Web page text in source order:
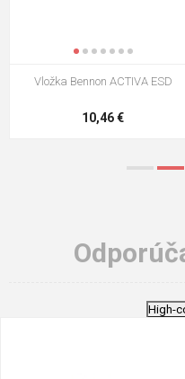
Vložka Bennon ACTIVA ESD
10,46 €
High-